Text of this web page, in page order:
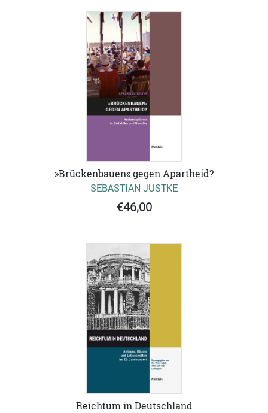
»Brückenbauen« gegen Apartheid?
SEBASTIAN JUSTKE
€46,00
Reichtum in Deutschland